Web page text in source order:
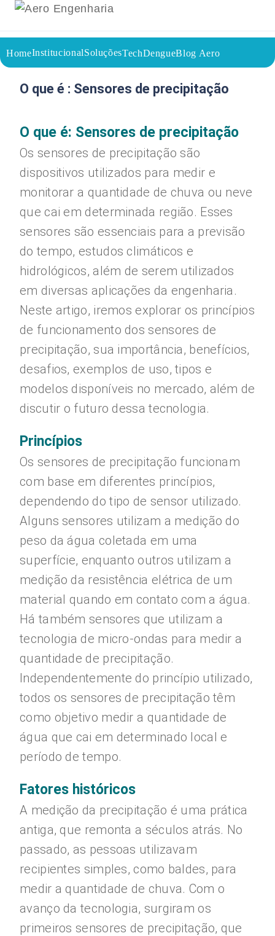
HomeInstitucionalSoluçõesTechDengueBlog Aero
15/08/2023
Voltar a página inicial do blog
O que é : Sensores de precipitação
O que é: Sensores de precipitação
Os sensores de precipitação são
dispositivos utilizados para medir e
monitorar a quantidade de chuva ou neve
que cai em determinada região. Esses
sensores são essenciais para a previsão
do tempo, estudos climáticos e
hidrológicos, além de serem utilizados
em diversas aplicações da engenharia.
Neste artigo, iremos explorar os princípios
de funcionamento dos sensores de
precipitação, sua importância, benefícios,
desafios, exemplos de uso, tipos e
modelos disponíveis no mercado, além de
discutir o futuro dessa tecnologia.
Princípios
Os sensores de precipitação funcionam
com base em diferentes princípios,
dependendo do tipo de sensor utilizado.
Alguns sensores utilizam a medição do
peso da água coletada em uma
superfície, enquanto outros utilizam a
medição da resistência elétrica de um
material quando em contato com a água.
Há também sensores que utilizam a
tecnologia de micro-ondas para medir a
quantidade de precipitação.
Independentemente do princípio utilizado,
todos os sensores de precipitação têm
como objetivo medir a quantidade de
água que cai em determinado local e
período de tempo.
Fatores históricos
A medição da precipitação é uma prática
antiga, que remonta a séculos atrás. No
passado, as pessoas utilizavam
recipientes simples, como baldes, para
medir a quantidade de chuva. Com o
avanço da tecnologia, surgiram os
primeiros sensores de precipitação, que